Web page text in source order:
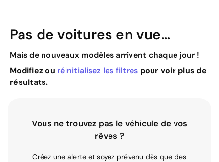
Pas de voitures en vue…
Mais de nouveaux modèles arrivent chaque jour !
Modifiez ou réinitialisez les filtres pour voir plus de
résultats.
Vous ne trouvez pas le véhicule de vos
rêves ?
Créez une alerte et soyez prévenu dès que des